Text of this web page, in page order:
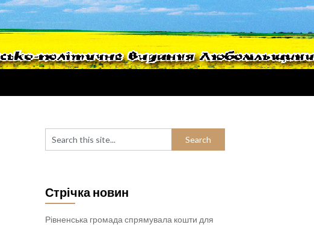
Стрічка новин
Рівненська громада спрямувала кошти для